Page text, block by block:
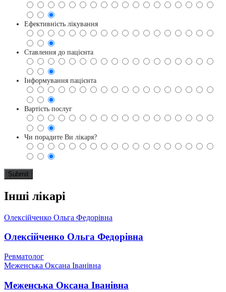
Ефективність лікування
Ставлення до пацієнта
Інформування пацієнта
Вартість послуг
Чи порадите Ви лікаря?
Інші лікарі
Олексійченко Ольга Федорівна
Олексійченко Ольга Федорівна
Ревматолог
Меженська Оксана Іванівна
Меженська Оксана Іванівна